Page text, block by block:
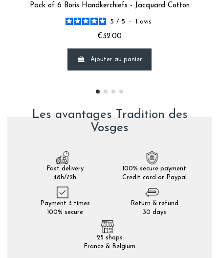
Pack of 6 Boris Handkerchiefs - Jacquard Cotton
5 / 5 - 1 avis
€32.00
Ajouter au panier
Les avantages Tradition des
Vosges
Fast delivery
48h/72h
100% secure payment
Credit card or Paypal
Payment 3 times
100% secure
Return & refund
30 days
25 shops
France & Belgium